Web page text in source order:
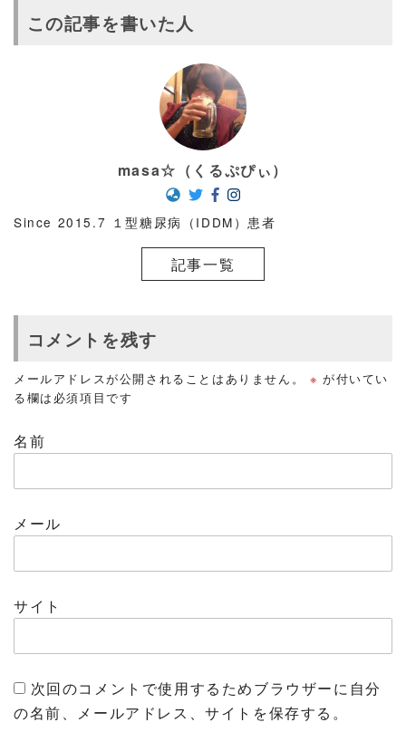
この記事を書いた人
masa☆（くるぷぴぃ）
Since 2015.7 １型糖尿病（IDDM）患者
記事一覧
コメントを残す
メールアドレスが公開されることはありません。 ※ が付いてい
る欄は必須項目です
名前
メール
サイト
次回のコメントで使用するためブラウザーに自分
の名前、メールアドレス、サイトを保存する。